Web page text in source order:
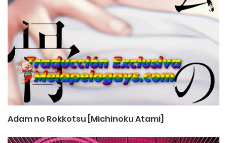
Adam no Rokkotsu [Michinoku Atami]